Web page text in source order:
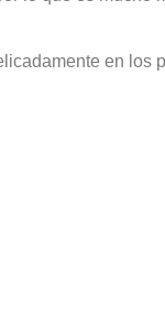
en los